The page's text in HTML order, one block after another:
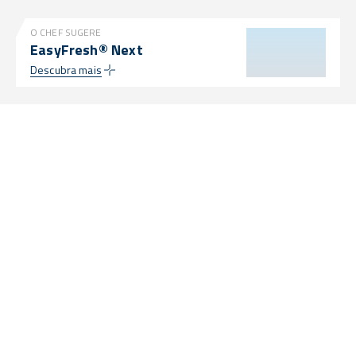
O CHEF SUGERE
EasyFresh® Next
Descubra mais